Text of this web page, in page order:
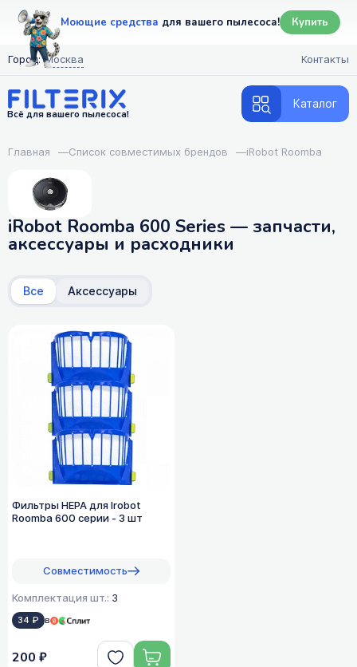
Моющие средства для вашего пылесоса! Купить
Город: Москва Контакты
Всё для вашего пылесоса!
Каталог
Главная —Список совместимых брендов —iRobot Roomba
iRobot Roomba 600 Series — запчасти,
аксессуары и расходники
Все Аксессуары
Фильтры HEPA для Irobot
Roomba 600 серии - 3 шт
Совместимость
Комплектация шт.: 3
34 ₽ в
200 ₽